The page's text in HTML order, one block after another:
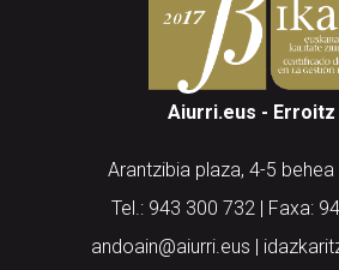
Aiurri.eus - Erroitz
Arantzibia plaza, 4-5 behea
Tel.: 943 300 732 | Faxa:
andoain@aiurri.eus |